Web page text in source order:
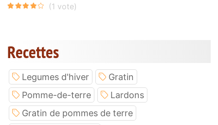
Recettes
Legumes d'hiver
Gratin
Pomme-de-terre
Lardons
Gratin de pommes de terre